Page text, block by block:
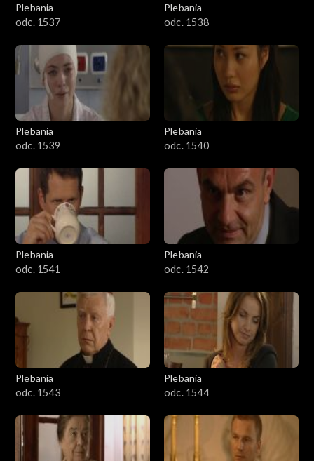
Plebania
odc. 1537
Plebania
odc. 1538
Plebania
odc. 1539
Plebania
odc. 1540
Plebania
odc. 1541
Plebania
odc. 1542
Plebania
odc. 1543
Plebania
odc. 1544